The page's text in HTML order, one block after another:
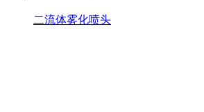
二流体雾化喷头